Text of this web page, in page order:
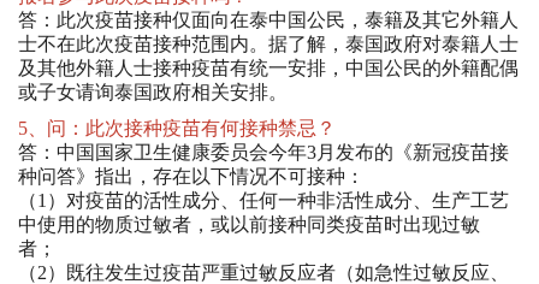
答：此次疫苗接种仅面向在泰中国公民，泰籍及其它外籍人
士不在此次疫苗接种范围内。据了解，泰国政府对泰籍人士
及其他外籍人士接种疫苗有统一安排，中国公民的外籍配偶
或子女请询泰国政府相关安排。
5、问：此次接种疫苗有何接种禁忌？
答：中国国家卫生健康委员会今年3月发布的《新冠疫苗接
种问答》指出，存在以下情况不可接种：
（1）对疫苗的活性成分、任何一种非活性成分、生产工艺
中使用的物质过敏者，或以前接种同类疫苗时出现过敏
者；
（2）既往发生过疫苗严重过敏反应者（如急性过敏反应、